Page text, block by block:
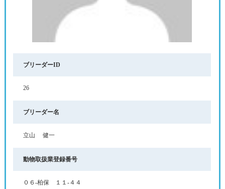
ブリーダーID
26
ブリーダー名
立山 健一
動物取扱業登録番号
０６‐柏保 １１‐４４